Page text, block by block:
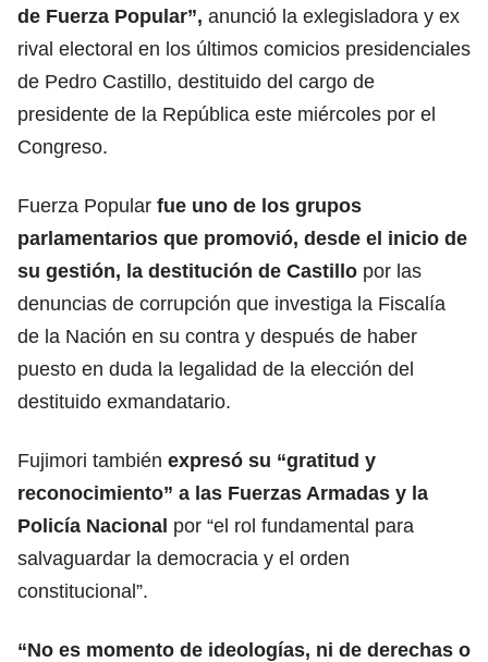
de Fuerza Popular”, anunció la exlegisladora y ex
rival electoral en los últimos comicios presidenciales
de Pedro Castillo, destituido del cargo de
presidente de la República este miércoles por el
Congreso.
Fuerza Popular fue uno de los grupos
parlamentarios que promovió, desde el inicio de
su gestión, la destitución de Castillo por las
denuncias de corrupción que investiga la Fiscalía
de la Nación en su contra y después de haber
puesto en duda la legalidad de la elección del
destituido exmandatario.
Fujimori también expresó su “gratitud y
reconocimiento” a las Fuerzas Armadas y la
Policía Nacional por “el rol fundamental para
salvaguardar la democracia y el orden
constitucional”.
“No es momento de ideologías, ni de derechas o